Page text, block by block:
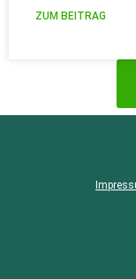
ZUM BEITRAG